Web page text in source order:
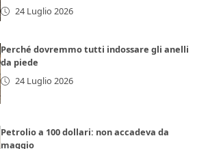
24 Luglio 2026
Perché dovremmo tutti indossare gli anelli
da piede
24 Luglio 2026
Petrolio a 100 dollari: non accadeva da
maggio